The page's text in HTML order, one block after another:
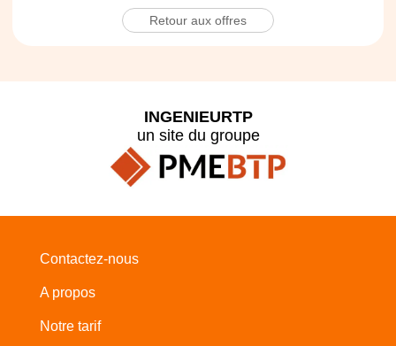
Retour aux offres
INGENIEURTP
un site du groupe
Contactez-nous
A propos
Notre tarif